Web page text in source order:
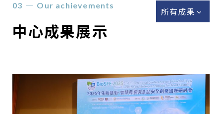
Our achievements
中心成果展示
所有成果